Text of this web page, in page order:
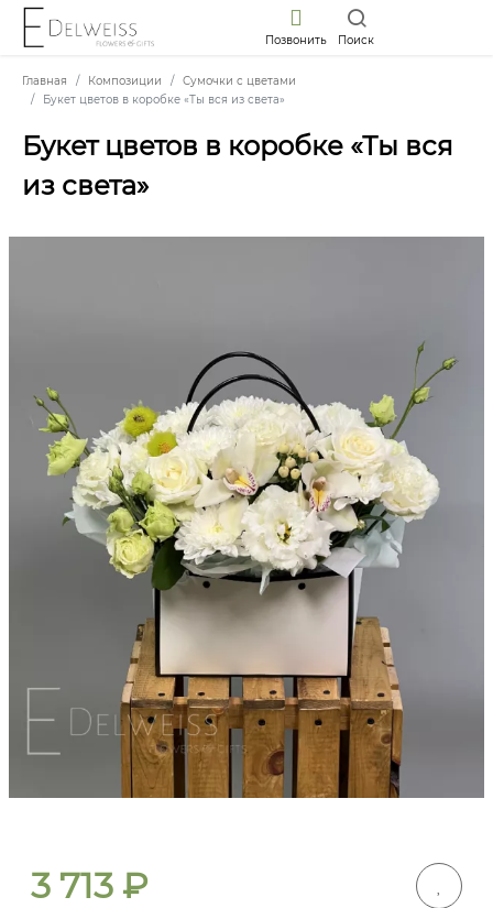
Позвонить Поиск
Главная Композиции
Сумочки с цветами
Букет цветов в коробке «Ты вся из света»
Букет цветов в коробке «Ты вся
из света»
3 713 ₽